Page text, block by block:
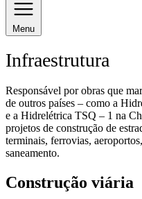
Menu
Infraestrutura
Responsável por obras que
de outros países – como a
e a Hidrelétrica TSQ – 1 na
projetos de construção de
terminais, ferrovias,
saneamento.
Construção viária